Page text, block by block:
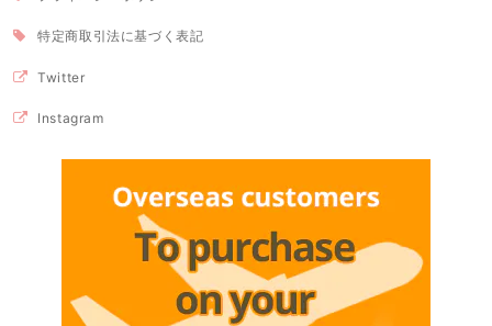
特定商取引法に基づく表記
Twitter
Instagram